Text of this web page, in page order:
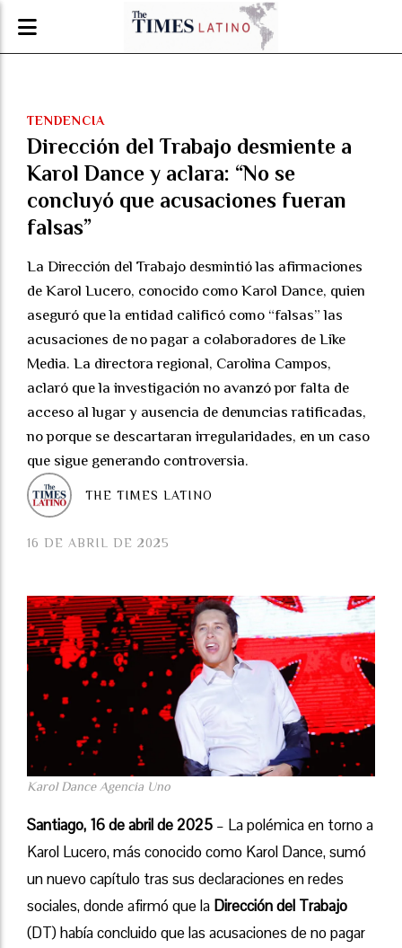
Dirección del Trabajo desmiente a
Karol Dance y aclara: “No se
concluyó que acusaciones fueran
falsas”
La Dirección del Trabajo desmintió las afirmaciones
de Karol Lucero, conocido como Karol Dance, quien
aseguró que la entidad calificó como “falsas” las
acusaciones de no pagar a colaboradores de Like
Media. La directora regional, Carolina Campos,
aclaró que la investigación no avanzó por falta de
acceso al lugar y ausencia de denuncias ratificadas,
no porque se descartaran irregularidades, en un caso
que sigue generando controversia.
TENDENCIA
16 DE ABRIL DE 2025
THE TIMES LATINO
Karol Dance Agencia Uno
Santiago, 16 de abril de 2025 – La polémica en torno a
Karol Lucero, más conocido como Karol Dance, sumó
un nuevo capítulo tras sus declaraciones en redes
sociales, donde afirmó que la Dirección del Trabajo
(DT) había concluido que las acusaciones de no pagar